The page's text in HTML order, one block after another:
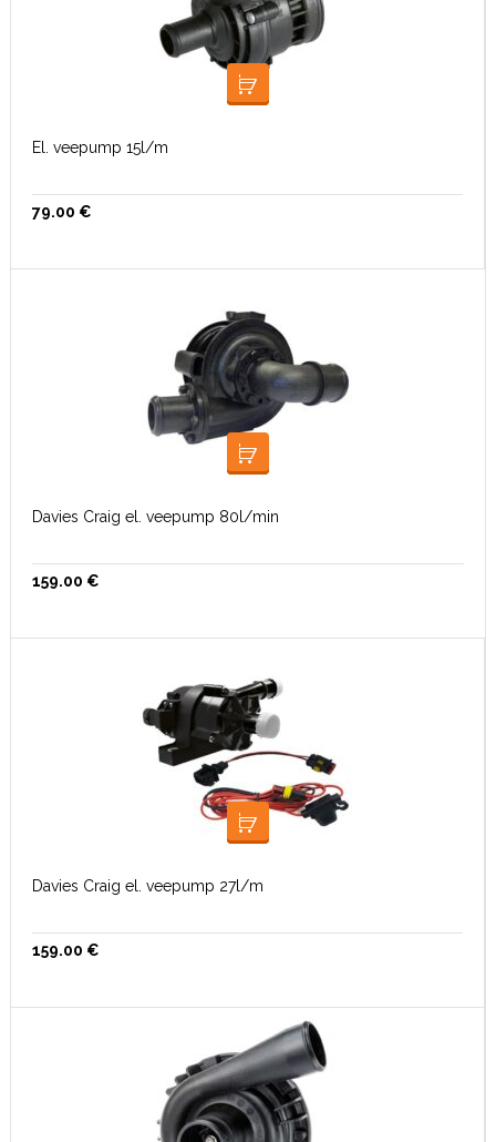
LISA KORVI
El. veepump 15l/m
79.00 €
Davies Craig el. veepump 80l/min
159.00 €
LISA KORVI
Davies Craig el. veepump 27l/m
159.00 €